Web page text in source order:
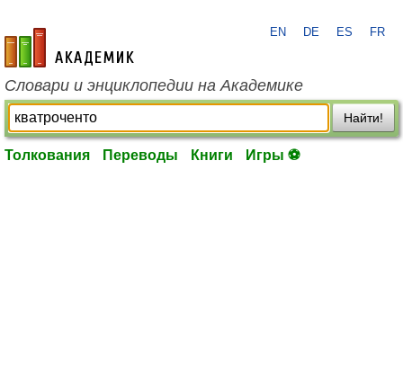
academic.ru
EN DE ES FR
Словари и энциклопедии на Академике
Найти!
Толкования Переводы Книги Игры ⚽